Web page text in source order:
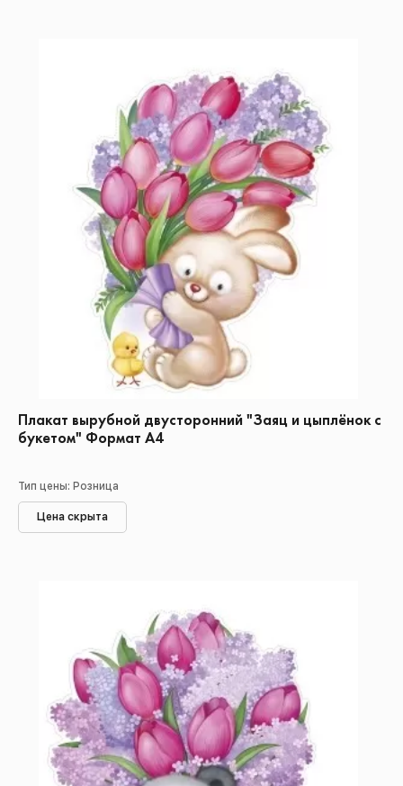
Плакат вырубной двусторонний "Заяц и цыплёнок с
букетом" Формат А4
Тип цены: Розница
Цена скрыта